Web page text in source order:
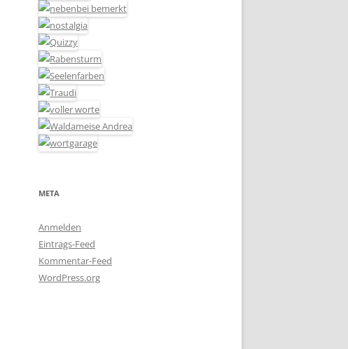
META
Anmelden
Eintrags-Feed
Kommentar-Feed
WordPress.org